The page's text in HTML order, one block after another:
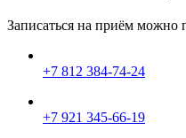
Записаться на приём можно
+7 812 384-74-24
+7 921 345-66-19